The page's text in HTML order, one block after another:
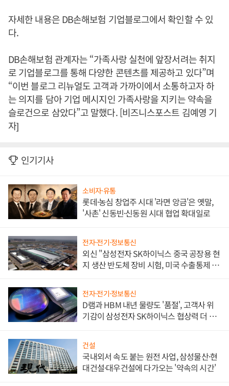
자세한 내용은 DB손해보험 기업블로그에서 확인할 수 있
다.
DB손해보험 관계자는 “가족사랑 실천에 앞장서려는 취지
로 기업블로그를 통해 다양한 콘텐츠를 제공하고 있다”며
“이번 블로그 리뉴얼도 고객과 가까이에서 소통하고자 하
는 의지를 담아 기업 메시지인 가족사랑을 지키는 약속을
슬로건으로 삼았다”고 말했다. [비즈니스포스트 김예영 기
자]
인기기사
소비자·유통
롯데·농심 창업주 시대 '라면 앙금'은 옛말,
'사촌' 신동빈·신동원 시대 협업 확대일로
전자·전기·정보통신
외신 "삼성전자 SK하이닉스 중국 공장용 현
지 생산 반도체 장비 시험, 미국 수출통제 대
전자·전기·정보통신
D램과 HBM 내년 물량도 '품절', 고객사 위
기감이 삼성전자 SK하이닉스 협상력 더 키
건설
국내외서 속도 붙는 원전 사업, 삼성물산·현
대건설·대우건설에 다가오는 '약속의 시간'